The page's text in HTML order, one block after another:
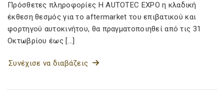
Πρόσθετες πληροφορίες Η AUTOTEC EXPO η κλαδική
έκθεση θεσμός για το aftermarket του επιβατικού και
φορτηγού αυτοκινήτου, θα πραγματοποιηθεί από τις 31
Οκτωβρίου έως […]
Συνέχισε να διαβάζεις